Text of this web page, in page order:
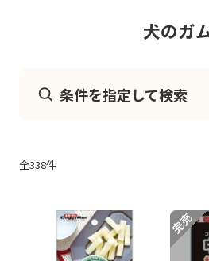
犬のガ
条件を指定して検索
全338件